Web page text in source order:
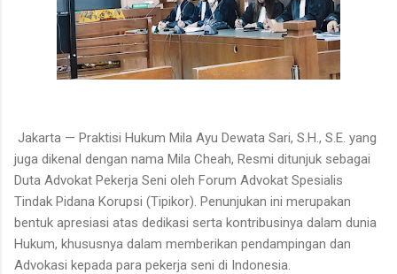
Jakarta — Praktisi Hukum Mila Ayu Dewata Sari, S.H., S.E. yang
juga dikenal dengan nama Mila Cheah, Resmi ditunjuk sebagai
Duta Advokat Pekerja Seni oleh Forum Advokat Spesialis
Tindak Pidana Korupsi (Tipikor). Penunjukan ini merupakan
bentuk apresiasi atas dedikasi serta kontribusinya dalam dunia
Hukum, khususnya dalam memberikan pendampingan dan
Advokasi kepada para pekerja seni di Indonesia.